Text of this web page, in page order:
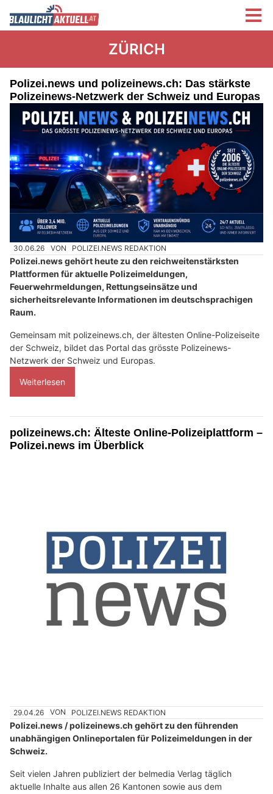
ZÜRICH
Polizei.news und polizeinews.ch: Das stärkste
Polizeinews-Netzwerk der Schweiz und Europas
30.06.26 VON POLIZEI.NEWS REDAKTION
Polizei.news gehört heute zu den reichweitenstärksten
Plattformen für aktuelle Polizeimeldungen,
Feuerwehrmeldungen, Rettungseinsätze und
sicherheitsrelevante Informationen im deutschsprachigen
Raum.
Gemeinsam mit polizeinews.ch, der ältesten Online-Polizeiseite
der Schweiz, bildet das Portal das grösste Polizeinews-
Netzwerk der Schweiz und Europas.
Weiterlesen
polizeinews.ch: Älteste Online-Polizeiplattform –
Polizei.news im Überblick
29.04.26 VON POLIZEI.NEWS REDAKTION
Polizei.news / polizeinews.ch gehört zu den führenden
unabhängigen Onlineportalen für Polizeimeldungen in der
Schweiz.
Seit vielen Jahren publiziert der belmedia Verlag täglich
aktuelle Inhalte aus allen 26 Kantonen sowie aus dem